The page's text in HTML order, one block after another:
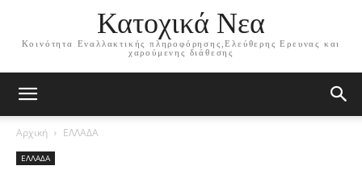
Κατοχικά Νεα
Κοινότητα Εναλλακτικής πληροφόρησης,Ελεύθερης Ερευνας και
χαρούμενης διάθεσης
Αρχική ΕΛΛΑΔΑ
ΕΛΛΑΔΑ